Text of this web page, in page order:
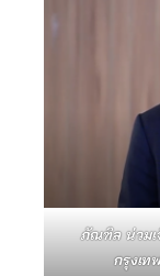
ภัณฑิล น่วมเ
กรุงเท